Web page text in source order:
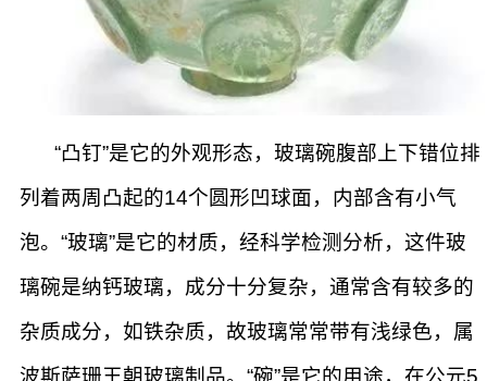
“凸钉”是它的外观形态，玻璃碗腹部上下错位排
列着两周凸起的14个圆形凹球面，内部含有小气
泡。“玻璃”是它的材质，经科学检测分析，这件玻
璃碗是纳钙玻璃，成分十分复杂，通常含有较多的
杂质成分，如铁杂质，故玻璃常常带有浅绿色，属
波斯萨珊王朝玻璃制品。“碗”是它的用途，在公元5